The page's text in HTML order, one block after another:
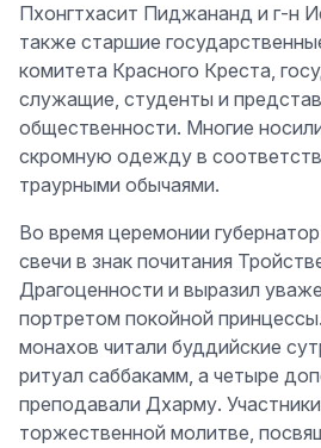
Пхонгтхасит Пиджананд и г-н
также старшие
комитета Красного Креста,
служащие, студенты и
общественности. Многие
скромную одежду в
траурными обычаями.
Во время церемонии
свечи в знак почитания
Драгоценности и выразил
портретом покойной
монахов читали буддийские
ритуал саббакамм, а четыре
преподавали Дхарму.
торжественной молитве,